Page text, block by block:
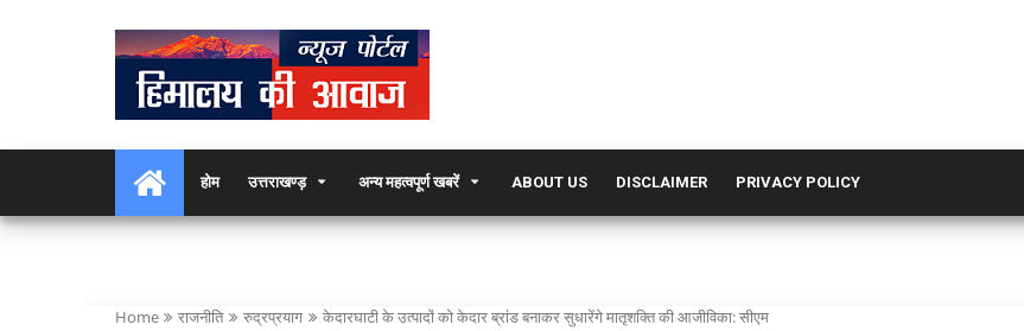
होम उत्तराखण्ड़ अन्य महत्वपूर्ण खबरें ABOUT US DISCLAIMER PRIVACY POLICY
Home राजनीति रुद्रप्रयाग केदारघाटी के उत्पादों को केदार ब्रांड बनाकर सुधारेंगे मातृशक्ति की आजीविका: सीएम